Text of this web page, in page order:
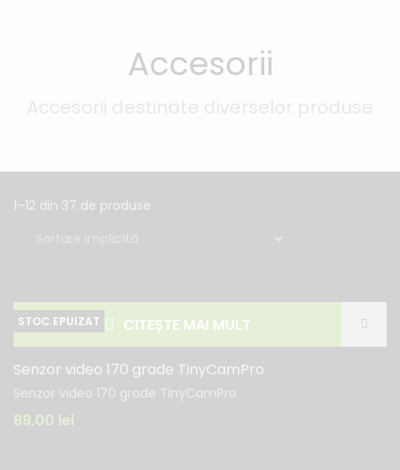
Accesorii
1–12 din 37 de produse
CITEȘTE MAI MULT
Senzor video 170 grade TinyCamPro
Senzor video 170 grade TinyCamPro
89,00 lei